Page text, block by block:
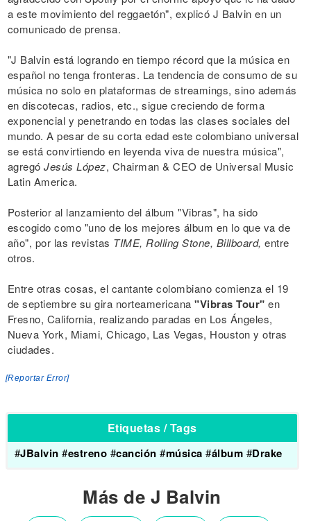
a este movimiento del reggaetón", explicó J Balvin en un
comunicado de prensa.
"J Balvin está logrando en tiempo récord que la música en
español no tenga fronteras. La tendencia de consumo de su
música no solo en plataformas de streamings, sino además
en discotecas, radios, etc., sigue creciendo de forma
exponencial y penetrando en todas las clases sociales del
mundo. A pesar de su corta edad este colombiano universal
se está convirtiendo en leyenda viva de nuestra música",
agregó Jesús López, Chairman & CEO de Universal Music
Latin America.
Posterior al lanzamiento del álbum "Vibras", ha sido
escogido como "uno de los mejores álbum en lo que va de
año", por las revistas TIME, Rolling Stone, Billboard, entre
otros.
Entre otras cosas, el cantante colombiano comienza el 19
de septiembre su gira norteamericana "Vibras Tour" en
Fresno, California, realizando paradas en Los Ángeles,
Nueva York, Miami, Chicago, Las Vegas, Houston y otras
ciudades.
[Reportar Error]
Etiquetas / Tags
#JBalvin #estreno #canción #música #álbum #Drake
Más de J Balvin